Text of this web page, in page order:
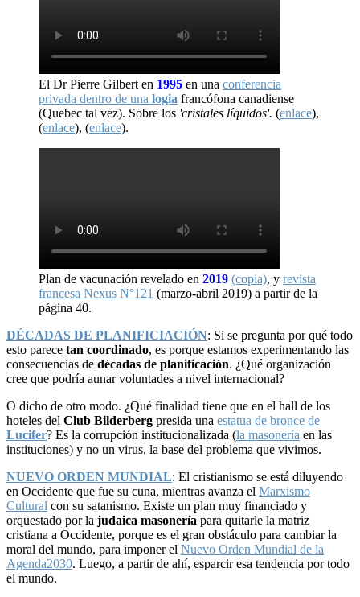
El Dr Pierre Gilbert en 1995 en una conferencia
privada dentro de una logia francófona canadiense
(Quebec tal vez). Sobre los 'cristales líquidos'. (enlace),
(enlace), (enlace).
Plan de vacunación revelado en 2019 (copia), y revista
francesa Nexus N°121 (marzo-abril 2019) a partir de la
página 40.
DÉCADAS DE PLANIFICIACIÓN: Si se pregunta por qué todo
esto parece tan coordinado, es porque estamos experimentando las
consecuencias de décadas de planificación. ¿Qué organización
cree que podría aunar voluntades a nivel internacional?
O dicho de otro modo. ¿Qué finalidad tiene que en el hall de los
hoteles del Club Bilderberg presida una estatua de bronce de
Lucifer? Es la corrupción institucionalizada (la masonería en las
instituciones) y no un virus, la base del problema que vivimos.
NUEVO ORDEN MUNDIAL: El cristianismo se está diluyendo
en Occidente que fue su cuna, mientras avanza el Marxismo
Cultural con su satanismo. Existe un plan muy financiado y
orquestado por la judaica masonería para quitarle la matriz
cristiana a Occidente, porque es el gran obstáculo para cambiar la
moral del mundo, para imponer el Nuevo Orden Mundial de la
Agenda2030. Luego, a partir de ahí, esparcir esa tendencia por todo
el mundo.